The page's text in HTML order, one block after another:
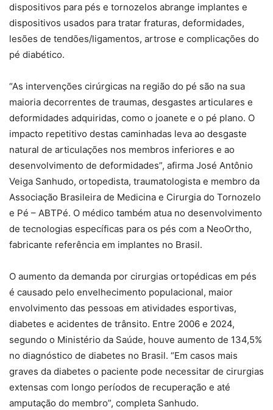
dispositivos para pés e tornozelos abrange implantes e
dispositivos usados para tratar fraturas, deformidades,
lesões de tendões/ligamentos, artrose e complicações do
pé diabético.
“As intervenções cirúrgicas na região do pé são na sua
maioria decorrentes de traumas, desgastes articulares e
deformidades adquiridas, como o joanete e o pé plano. O
impacto repetitivo destas caminhadas leva ao desgaste
natural de articulações nos membros inferiores e ao
desenvolvimento de deformidades”, afirma José Antônio
Veiga Sanhudo, ortopedista, traumatologista e membro da
Associação Brasileira de Medicina e Cirurgia do Tornozelo
e Pé – ABTPé. O médico também atua no desenvolvimento
de tecnologias específicas para os pés com a NeoOrtho,
fabricante referência em implantes no Brasil.
O aumento da demanda por cirurgias ortopédicas em pés
é causado pelo envelhecimento populacional, maior
envolvimento das pessoas em atividades esportivas,
diabetes e acidentes de trânsito. Entre 2006 e 2024,
segundo o Ministério da Saúde, houve aumento de 134,5%
no diagnóstico de diabetes no Brasil. “Em casos mais
graves da diabetes o paciente pode necessitar de cirurgias
extensas com longo períodos de recuperação e até
amputação do membro”, completa Sanhudo.